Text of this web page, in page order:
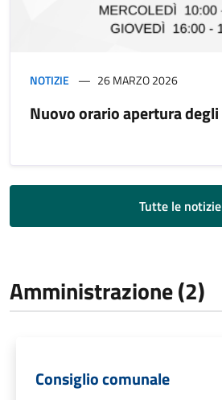
NOTIZIE 26 MARZO 2026
Nuovo orario apertura
Tutte le notizie
Amministrazione (2)
Consiglio comunale